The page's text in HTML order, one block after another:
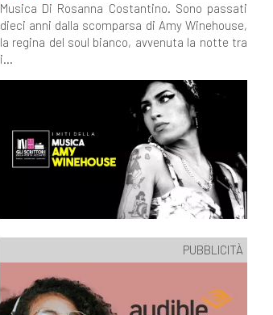
Musica Di Rosanna Costantino. Sono passati
dieci anni dalla scomparsa di Amy Winehouse,
la regina del soul bianco, avvenuta la notte tra
i...
PUBBLICITÀ